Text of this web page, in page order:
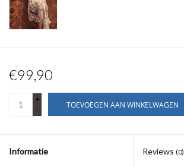
€99,90
+
-
TOEVOEGEN AAN WINKELWAGEN
Informatie Reviews (0)